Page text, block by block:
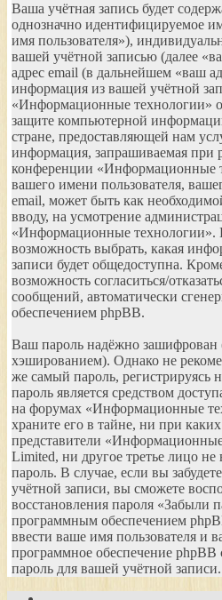
Ваша учётная запись будет
однозначно идентифицируемое
имя пользователя»),
вашей учётной записью (далее
адрес email (в дальнейшем «ваш
информация из вашей учётной
«Информационные технологии»
защите компьютерной
стране, предоставляющей нам
информация, запрашиваемая при
конференции «Информационные
вашего имени пользователя,
email, может быть как
вводу, на усмотрение
«Информационные технологии».
возможность выбрать, какая
записи будет общедоступна.
возможность согласиться/
сообщений, автоматически
обеспечением phpBB.
Ваш пароль надёжно зашифрован
хэшированием). Однако не
же самый пароль, регистрируясь
пароль является средством
на форумах «Информационные
храните его в тайне, ни при каких
представители
Limited, ни другое третье лицо
пароль. В случае, если вы
учётной записи, вы сможете
восстановления пароля «Забыли
программным обеспечением
ввести ваше имя пользователя и
программное обеспечение phpBB
пароль для вашей учётной записи.